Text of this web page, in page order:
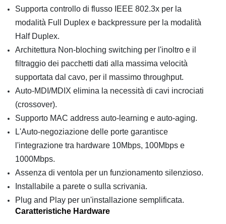
Supporta controllo di flusso IEEE 802.3x per la
modalità Full Duplex e backpressure per la modalità
Half Duplex.
Architettura Non-bloching switching per l'inoltro e il
filtraggio dei pacchetti dati alla massima velocità
supportata dal cavo, per il massimo throughput.
Auto-MDI/MDIX elimina la necessità di cavi incrociati
(crossover).
Supporto MAC address auto-learning e auto-aging.
L'Auto-negoziazione delle porte garantisce
l'integrazione tra hardware 10Mbps, 100Mbps e
1000Mbps.
Assenza di ventola per un funzionamento silenzioso.
Installabile a parete o sulla scrivania.
Plug and Play per un'installazione semplificata.
Caratteristiche Hardware